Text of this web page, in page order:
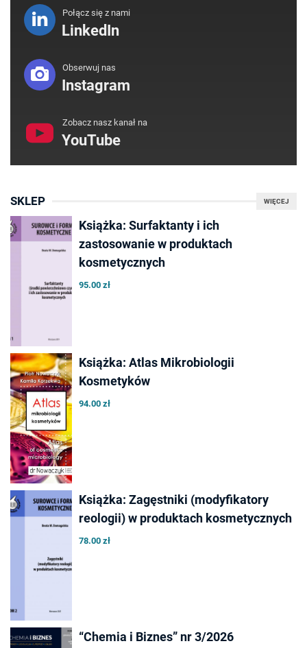
Połącz się z nami
LinkedIn
Obserwuj nas
Instagram
Zobacz nasz kanał na
YouTube
WIĘCEJ
SKLEP
Książka: Surfaktanty i ich
zastosowanie w produktach
kosmetycznych
95.00 zł
Książka: Atlas Mikrobiologii
Kosmetyków
94.00 zł
Książka: Zagęstniki (modyfikatory
reologii) w produktach kosmetycznych
78.00 zł
“Chemia i Biznes” nr 3/2026